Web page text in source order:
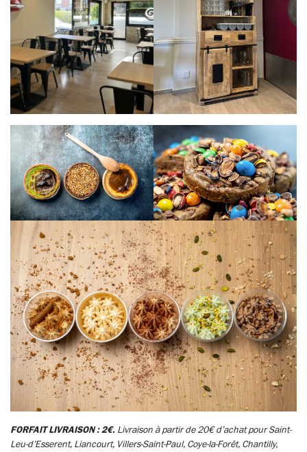
FORFAIT LIVRAISON : 2€. Livraison à partir de 20€ d’achat pour Saint-
Leu-d’Esserent, Liancourt, Villers-Saint-Paul, Coye-la-Forêt, Chantilly,